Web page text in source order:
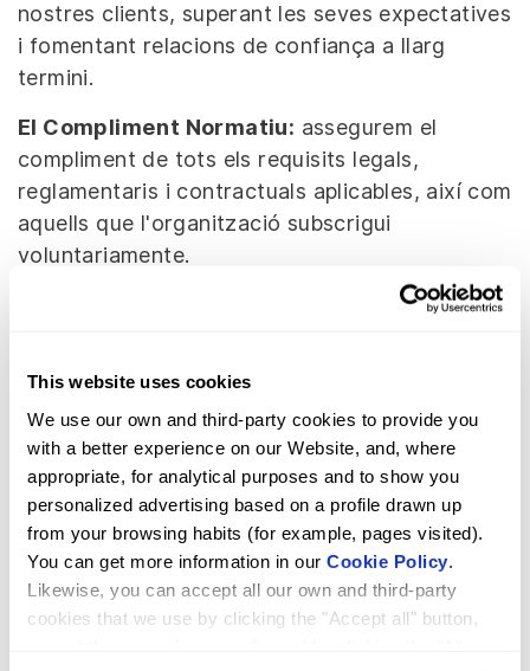
This website uses cookies
We use our own and third-party cookies to provide you
with a better experience on our Website, and, where
appropriate, for analytical purposes and to show you
personalized advertising based on a profile drawn up
from your browsing habits (for example, pages visited).
You can get more information in our Cookie Policy
Likewise, you can accept all our own and third-party
cookies that we use by clicking the "Accept all" button,
nostres clients, superant les seves expectatives
i fomentant relacions de confiança a llarg
termini.
El Compliment Normatiu: assegurem el
compliment de tots els requisits legals,
reglamentaris i contractuals aplicables, així com
aquells que l'organització subscrigui
voluntariamente.
promovem la millora
implementació de plans d'acció eficaces.
La Cultura de la Qualitat:fomentem una
cultura organitzacional basada en la qualitat, la
responsabilitat i el compromís en tots els nivells
de l'empresa.
La Formació i Conscienciació:capacitem i